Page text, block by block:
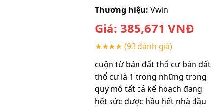
Thương hiệu: Vwin
Giá: 385,671 VNĐ
★★★★ (93 đánh giá)
cuộn từ bán đất thổ cư bán đất
thổ cư là 1 trong những trong
quy mô tất cả kế hoạch đang
hết sức được hầu hết nhà đầu